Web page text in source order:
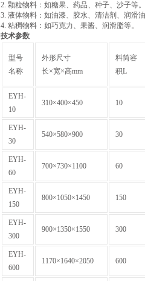
2. 颗粒物料：如糖果、药品、种子、沙子等。
3. 液体物料：如油漆、胶水、清洁剂、润滑
4. 粘稠物料：如巧克力、果酱、润滑脂等。
技术参数
型号
名称
外形尺寸
长×宽×高mm
料筒容
积L
EYH-
10
310×400×450 10
EYH-
30
540×580×900 30
EYH-
60
700×730×1100 60
EYH-
150
800×1050×1450 150
EYH-
300
900×1350×1550 300
EYH-
600
1170×1640×2050 600